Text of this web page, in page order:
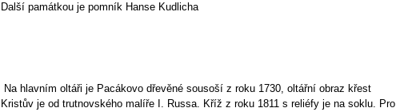
Další památkou je pomník Hanse Kudlicha
Na hlavním oltáři je Pacákovo dřevěné sousoší z roku 1730, oltářní obraz křest
Kristův je od trutnovského malíře I. Russa. Kříž z roku 1811 s reliéfy je na soklu. Pro